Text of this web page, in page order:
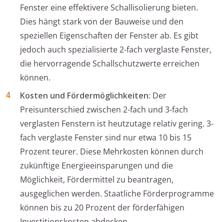
Fenster eine effektivere Schallisolierung bieten.
Dies hängt stark von der Bauweise und den
speziellen Eigenschaften der Fenster ab. Es gibt
jedoch auch spezialisierte 2-fach verglaste Fenster,
die hervorragende Schallschutzwerte erreichen
können.
Kosten und Fördermöglichkeiten: Der
Preisunterschied zwischen 2-fach und 3-fach
verglasten Fenstern ist heutzutage relativ gering. 3-
fach verglaste Fenster sind nur etwa 10 bis 15
Prozent teurer. Diese Mehrkosten können durch
zukünftige Energieeinsparungen und die
Möglichkeit, Fördermittel zu beantragen,
ausgeglichen werden. Staatliche Förderprogramme
können bis zu 20 Prozent der förderfähigen